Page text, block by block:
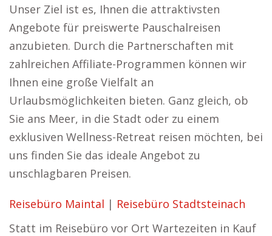
Unser Ziel ist es, Ihnen die attraktivsten
Angebote für preiswerte Pauschalreisen
anzubieten. Durch die Partnerschaften mit
zahlreichen Affiliate-Programmen können wir
Ihnen eine große Vielfalt an
Urlaubsmöglichkeiten bieten. Ganz gleich, ob
Sie ans Meer, in die Stadt oder zu einem
exklusiven Wellness-Retreat reisen möchten, bei
uns finden Sie das ideale Angebot zu
unschlagbaren Preisen.
Reisebüro Maintal | Reisebüro Stadtsteinach
Statt im Reisebüro vor Ort Wartezeiten in Kauf